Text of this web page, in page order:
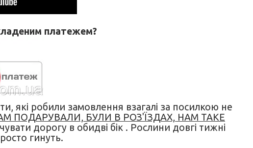
платежем?
які робили замовлення взагалі за посилкою не
ПОДАРУВАЛИ, БУЛИ В РОЗ'ЇЗДАХ, НАМ ТАКЕ
дорогу в обидві бік . Рослини довгі тижні
гинуть.